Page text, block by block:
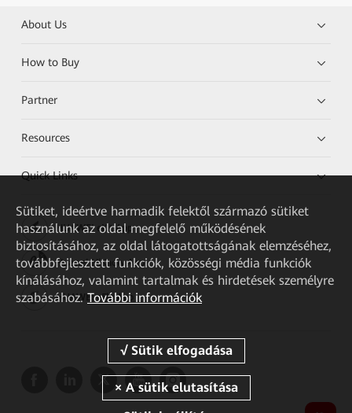
About Us
How to Buy
Partner
Resources
Quick Links
HUAWEI eKit App
Huawei HiKnow App
HUAWEI eFly App
Sütiket, ideértve harmadik felektől származó sütiket
használunk az oldal megfelelő működésének
biztosításához, az oldal látogatottságának elemzéséhez,
továbbfejlesztett funkciók, közösségi média funkciók
kínálásához, valamint tartalmak és hirdetések személyre
szabásához. További információk